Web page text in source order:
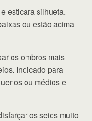
esticara silhueta.
ou estão acima
os ombros mais
Indicado para
ou médios e
os seios muito